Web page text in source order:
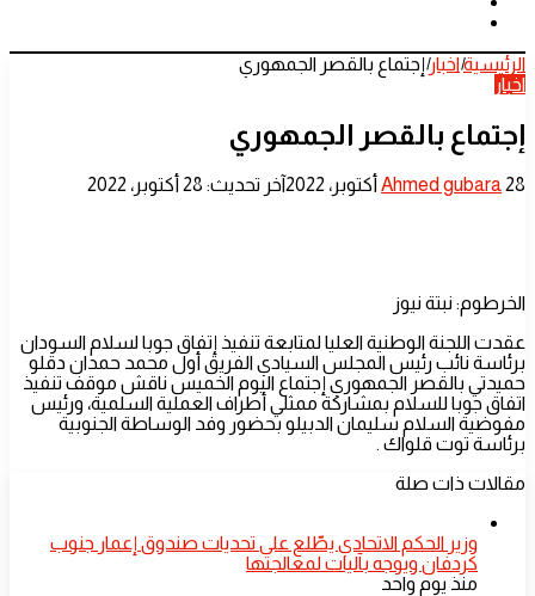
الرئيسية|اخبار|إجتماع بالقصر الجمهوري
اخبار
إجتماع بالقصر الجمهوري
Ahmed gubara
أرسل 28 أكتوبر، 2022 آخر تحديث: 28 أكتوبر، 2022
الخرطوم: نبتة نيوز
عقدت اللجنة الوطنية العليا لمتابعة تنفيذ إتفاق جوبا لسلام السودان
برئاسة نائب رئيس المجلس السيادي الفريق أول محمد حمدان دقلو
حميدتي بالقصر الجمهوري إجتماع اليوم الخميس ناقش موقف تنفيذ
اتفاق جوبا للسلام بمشاركة ممثلي أطراف العملية السلمية، ورئيس
مفوضية السلام سليمان الدبيلو بحضور وفد الوساطة الجنوبية
برئاسة توت قلواك .
مقالات ذات صلة
​وزير الحكم الاتحادي يطّلع على تحديات صندوق إعمار جنوب
كردفان ويوجه بآليات لمعالجتها
منذ يوم واحد